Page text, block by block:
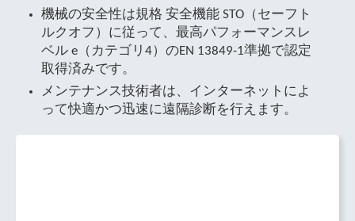
機械の安全性は規格 安全機能 STO（セーフト
ルクオフ）に従って、最高パフォーマンスレ
ベル e（カテゴリ4）のEN 13849-1準拠で認定
取得済みです。
メンテナンス技術者は、インターネットによ
って快適かつ迅速に遠隔診断を行えます。